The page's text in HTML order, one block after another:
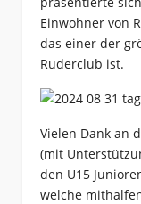
Einwohner von
das einer der
Ruderclub ist.
Vielen Dank an
(mit
den U15
welche